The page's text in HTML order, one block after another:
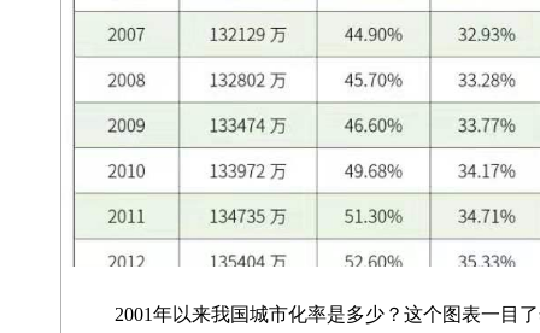
2001年以来我国城市化率是多少？这个图表一目了然！ 近日，中国国际城市化发展战略